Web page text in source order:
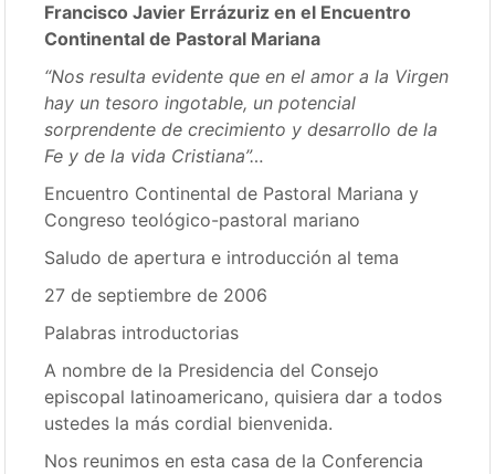
Francisco Javier Errázuriz en el Encuentro
Continental de Pastoral Mariana
“Nos resulta evidente que en el amor a la Virgen
hay un tesoro ingotable, un potencial
sorprendente de crecimiento y desarrollo de la
Fe y de la vida Cristiana”…
Encuentro Continental de Pastoral Mariana y
Congreso teológico-pastoral mariano
Saludo de apertura e introducción al tema
27 de septiembre de 2006
Palabras introductorias
A nombre de la Presidencia del Consejo
episcopal latinoamericano, quisiera dar a todos
ustedes la más cordial bienvenida.
Nos reunimos en esta casa de la Conferencia